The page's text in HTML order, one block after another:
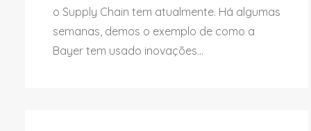
o Supply Chain tem atualmente. Há algumas
semanas, demos o exemplo de como a
Bayer tem usado inovações...